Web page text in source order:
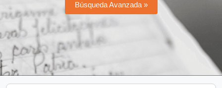
Búsqueda Avanzada »